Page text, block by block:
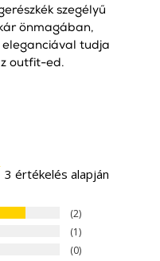
szegélyű
önmagában,
eleganciával tudja
outfit-ed.
3 értékelés alapján
2
1
0